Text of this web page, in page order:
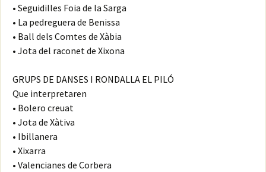
• Seguidilles Foia de la Sarga
• La pedreguera de Benissa
• Ball dels Comtes de Xàbia
• Jota del raconet de Xixona
GRUPS DE DANSES I RONDALLA EL PILÓ
Que interpretaren
• Bolero creuat
• Jota de Xàtiva
• Ibillanera
• Xixarra
• Valencianes de Corbera